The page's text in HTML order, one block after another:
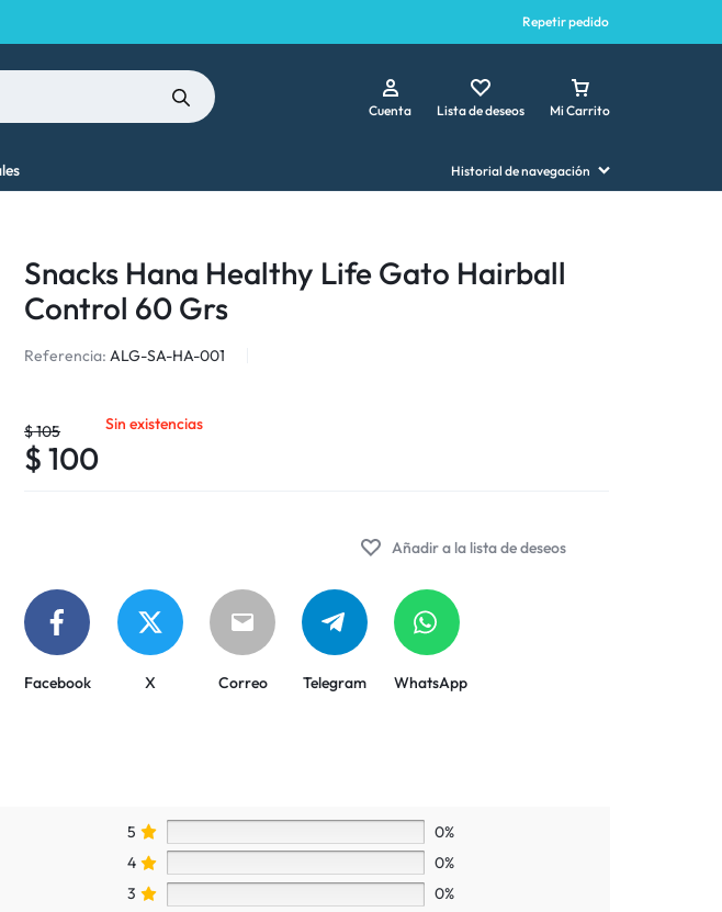
Repetir pedido
Cuenta Lista de deseos Mi Carrito
Historial de navegación
Snacks Hana Healthy Life Gato Hairball
Control 60 Grs
Referencia: ALG-SA-HA-001
$105
$ 100
Sin existencias
Añadir a la lista de deseos
Facebook X Correo Telegram WhatsApp
5
0%
4
0%
3
0%